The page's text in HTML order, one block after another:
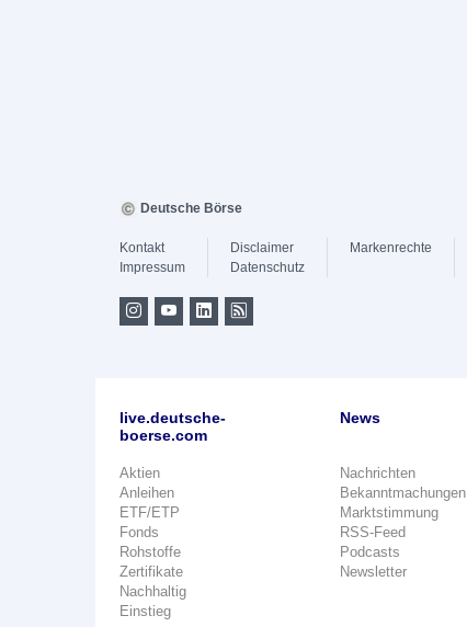
Deutsche Börse
Kontakt
Impressum
Disclaimer
Datenschutz
Markenrechte
live.deutsche-
boerse.com
Aktien
Anleihen
ETF/ETP
Fonds
Rohstoffe
Zertifikate
Nachhaltig
Einstieg
News
Nachrichten
Bekanntmachungen
Marktstimmung
RSS-Feed
Podcasts
Newsletter